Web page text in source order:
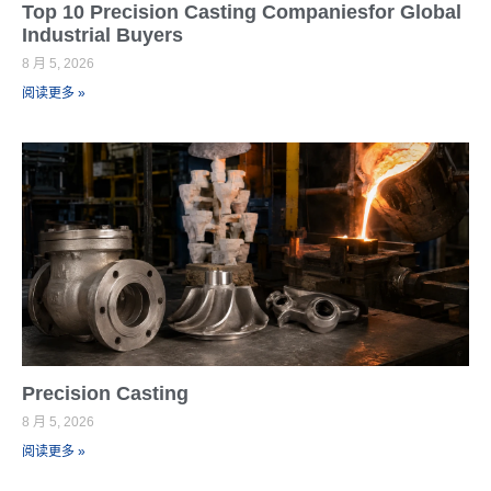
Top 10 Precision Casting Companiesfor Global
Industrial Buyers
8 月 5, 2026
阅读更多 »
Precision Casting
8 月 5, 2026
阅读更多 »